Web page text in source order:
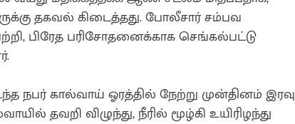
தகவல் கிடைத்தது. போலீசார் சம்பவ
பிரேத பரிசோதனைக்காக செங்கல்பட்டு
நபர் கால்வாய் ஓரத்தில் நேற்று முன்தினம் இரவு
தவறி விழுந்து, நீரில் மூழ்கி உயிரிழந்து